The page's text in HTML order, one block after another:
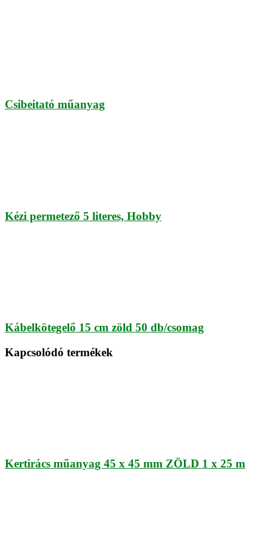
Csibeitató műanyag
Kézi permetező 5 literes, Hobby
Kábelkötegelő 15 cm zöld 50 db/csomag
Kapcsolódó termékek
Kertirács műanyag 45 x 45 mm ZÖLD 1 x 25 m